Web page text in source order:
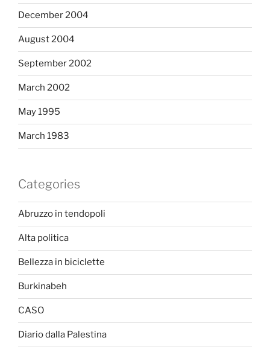
December 2004
August 2004
September 2002
March 2002
May 1995
March 1983
Categories
Abruzzo in tendopoli
Alta politica
Bellezza in biciclette
Burkinabeh
CASO
Diario dalla Palestina